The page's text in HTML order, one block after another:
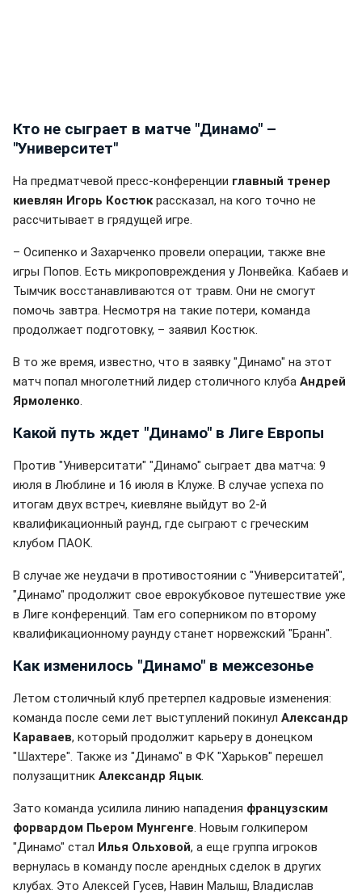
Кто не сыграет в матче "Динамо" –
"Университет"
На предматчевой пресс-конференции главный тренер
киевлян Игорь Костюк рассказал, на кого точно не
рассчитывает в грядущей игре.
– Осипенко и Захарченко провели операции, также вне
игры Попов. Есть микроповреждения у Лонвейка. Кабаев и
Тымчик восстанавливаются от травм. Они не смогут
помочь завтра. Несмотря на такие потери, команда
продолжает подготовку, – заявил Костюк.
В то же время, известно, что в заявку "Динамо" на этот
матч попал многолетний лидер столичного клуба Андрей
Ярмоленко
Какой путь ждет "Динамо" в Лиге Европы
Против "Университати" "Динамо" сыграет два матча: 9
июля в Люблине и 16 июля в Клуже. В случае успеха по
итогам двух встреч, киевляне выйдут во 2-й
квалификационный раунд, где сыграют с греческим
клубом ПАОК.
В случае же неудачи в противостоянии с "Университатей",
"Динамо" продолжит свое еврокубковое путешествие уже
в Лиге конференций. Там его соперником по второму
квалификационному раунду станет норвежский "Бранн".
Как изменилось "Динамо" в межсезонье
Летом столичный клуб претерпел кадровые изменения:
команда после семи лет выступлений покинул Александр
Караваев, который продолжит карьеру в донецком
"Шахтере". Также из "Динамо" в ФК "Харьков" перешел
полузащитник Александр Яцык
Зато команда усилила линию нападения французским
форвардом Пьером Мунгенге . Новым голкипером
"Динамо" стал Илья Ольховой, а еще группа игроков
вернулась в команду после арендных сделок в других
клубах. Это Алексей Гусев, Навин Малыш, Владислав